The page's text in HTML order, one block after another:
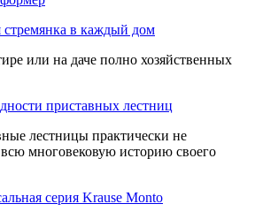
стремянка в каждый дом
или на даче полно хозяйственных
приставных лестниц
лестницы практически не
многовековую историю своего
серия Krause Monto